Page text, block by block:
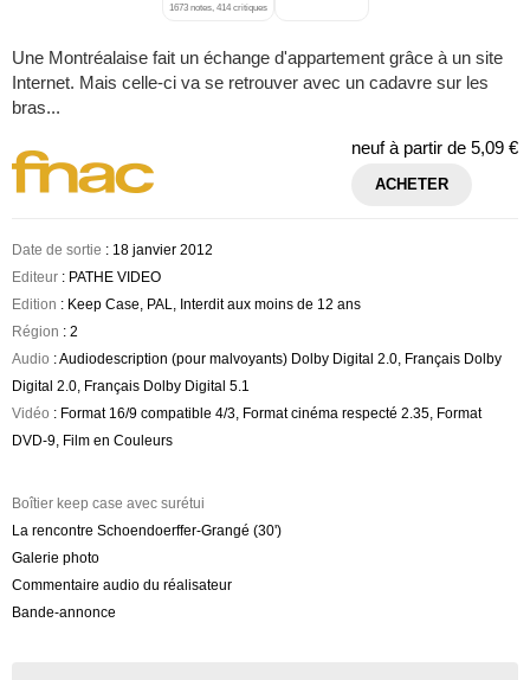
1673 notes, 414 critiques
Une Montréalaise fait un échange d'appartement grâce à un site
Internet. Mais celle-ci va se retrouver avec un cadavre sur les
bras...
neuf à partir de 5,09 €
ACHETER
Date de sortie : 18 janvier 2012
Editeur : PATHE VIDEO
Edition : Keep Case, PAL, Interdit aux moins de 12 ans
Région : 2
Audio : Audiodescription (pour malvoyants) Dolby Digital 2.0, Français Dolby
Digital 2.0, Français Dolby Digital 5.1
Vidéo : Format 16/9 compatible 4/3, Format cinéma respecté 2.35, Format
DVD-9, Film en Couleurs
Boîtier keep case avec surétui
La rencontre Schoendoerffer-Grangé (30')
Galerie photo
Commentaire audio du réalisateur
Bande-annonce